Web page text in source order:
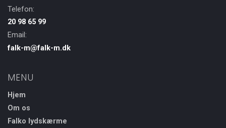
Telefon:
20 98 65 99
Email:
falk-m@falk-m.dk
MENU
Hjem
Om os
Falko lydskærme